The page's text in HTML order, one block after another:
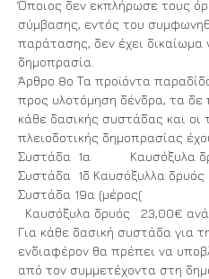
Όποιος δεν εκπλήρωσε τους
σύμβασης, εντός του
παράτασης, δεν έχει δικαίωμα
δημοπρασία.
Άρθρο 8ο Τα προϊόντα
προς υλοτόμηση δένδρα, τα δε
κάθε δασικής συστάδας και οι
πλειοδοτικής δημοπρασίας
Συστάδα 1α Καυσόξυλα
Συστάδα 1δ Καυσόξυλλα
Συστάδα 19α (μέρος(
Καυσόξυλα δρυός 23,00€ ανά
Για κάθε δασική συστάδα για
ενδιαφέρον θα πρέπει να
από τον συμμετέχοντα στη